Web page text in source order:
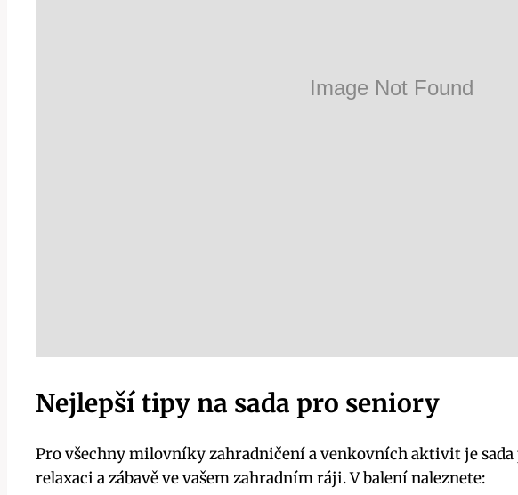
Nejlepší tipy na sada pro seniory
Pro všechny milovníky zahradničení a venkovních aktivit je
relaxaci a zábavě ve vašem zahradním ráji. V balení naleznete: